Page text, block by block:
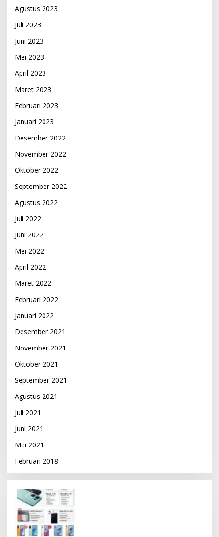
Agustus 2023
Juli 2023
Juni 2023
Mei 2023
April 2023
Maret 2023
Februari 2023
Januari 2023
Desember 2022
November 2022
Oktober 2022
September 2022
Agustus 2022
Juli 2022
Juni 2022
Mei 2022
April 2022
Maret 2022
Februari 2022
Januari 2022
Desember 2021
November 2021
Oktober 2021
September 2021
Agustus 2021
Juli 2021
Juni 2021
Mei 2021
Februari 2018